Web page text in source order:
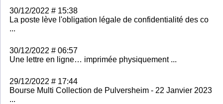
30/12/2022 # 15:38
La poste lève l'obligation légale de confidentialité des co
...
30/12/2022 # 06:57
Une lettre en ligne… imprimée physiquement ...
29/12/2022 # 17:44
Bourse Multi Collection de Pulversheim - 22 Janvier 2023
...